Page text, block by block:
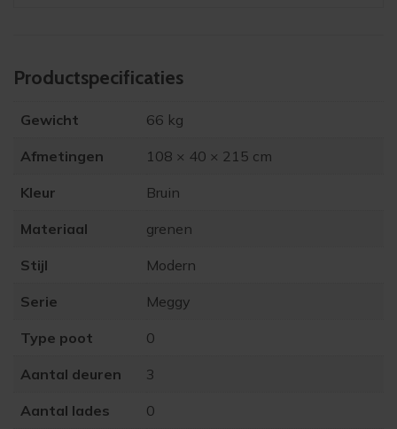
Product­specificaties
Gewicht 66 kg
Afmetingen 108 × 40 × 215 cm
Kleur Bruin
Materiaal grenen
Stijl Modern
Serie Meggy
Type poot 0
Aantal deuren 3
Aantal lades 0